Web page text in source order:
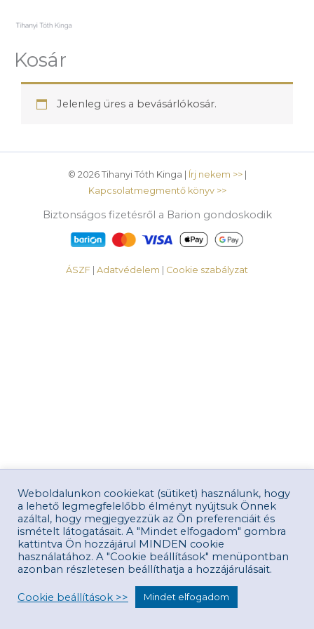
Kosár
Jelenleg üres a bevásárlókosár.
© 2026 Tihanyi Tóth Kinga | Írj nekem >>|
Kapcsolatmegmentő könyv >>
Biztonságos fizetésről a Barion gondoskodik
ÁSZF Adatvédelem Cookie szabályzat
Weboldalunkon cookiekat (sütiket) használunk, hogy
a lehető legmegfelelőbb élményt nyújtsuk Önnek
azáltal, hogy megjegyezzük az Ön preferenciáit és
ismételt látogatásait. A "Mindet elfogadom" gombra
kattintva Ön hozzájárul MINDEN cookie
használatához. A "Cookie beállítások" menüpontban
azonban részletesen beállíthatja a hozzájárulásait.
Cookie beállítások >> Mindet elfogadom